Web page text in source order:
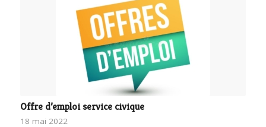
Offre d’emploi service civique
18 mai 2022